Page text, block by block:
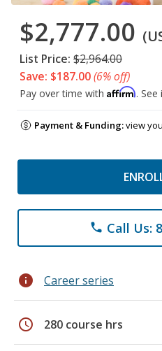
$2,777.00
List Price: $2,964.00
Save: $187.00(6% off)
Pay over time with Affirm.
Payment & Funding:view
phone Call Us:
info Career series
schedule 280 course hrs